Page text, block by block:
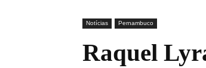
Notícias Pernambuco
Raquel